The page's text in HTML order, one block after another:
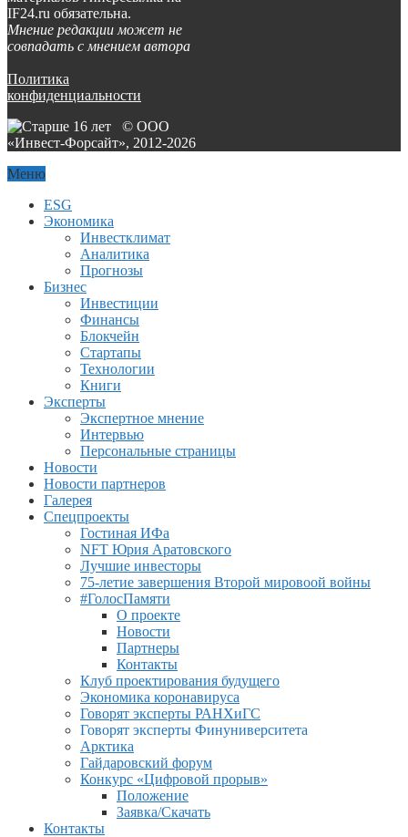
IF24.ru обязательна.
Мнение редакции может не
совпадать с мнением автора
Политика
конфиденциальности
© ООО
«Инвест-Форсайт», 2012-2026
Меню
ESG
Экономика
Инвестклимат
Аналитика
Прогнозы
Бизнес
Инвестиции
Финансы
Блокчейн
Стартапы
Технологии
Книги
Эксперты
Экспертное мнение
Интервью
Персональные страницы
Новости
Новости партнеров
Галерея
Спецпроекты
Гостиная ИФа
NFT Юрия Аратовского
Лучшие инвесторы
75-летие завершения Второй мировоой войны
#ГолосПамяти
О проекте
Новости
Партнеры
Контакты
Клуб проектирования будущего
Экономика коронавируса
Говорят эксперты РАНХиГС
Говорят эксперты Финуниверситета
Арктика
Гайдаровский форум
Конкурс «Цифровой прорыв»
Положение
Заявка/Скачать
Контакты